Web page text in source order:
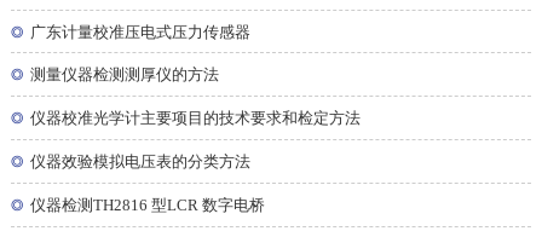
◎ 广东计量校准压电式压力传感器
◎ 测量仪器检测测厚仪的方法
◎ 仪器校准光学计主要项目的技术要求和检定方法
◎ 仪器效验模拟电压表的分类方法
◎ 仪器检测TH2816 型LCR 数字电桥